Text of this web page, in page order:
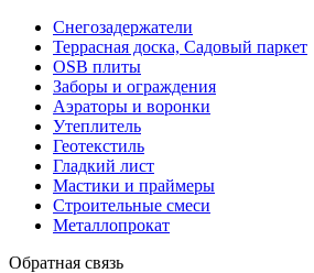
Снегозадержатели
Террасная доска, Садовый паркет
OSB плиты
Заборы и ограждения
Аэраторы и воронки
Утеплитель
Геотекстиль
Гладкий лист
Мастики и праймеры
Строительные смеси
Металлопрокат
Обратная связь